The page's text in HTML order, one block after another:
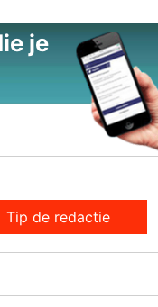
je
Tip de redactie